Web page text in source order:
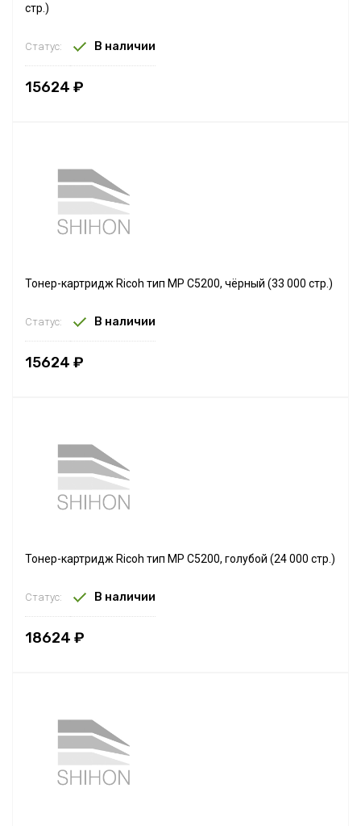
стр.)
Статус: В наличии
15624 ₽
Тонер-картридж Ricoh тип MP C5200, чёрный (33 000 стр.)
Статус: В наличии
15624 ₽
Тонер-картридж Ricoh тип MP C5200, голубой (24 000 стр.)
Статус: В наличии
18624 ₽